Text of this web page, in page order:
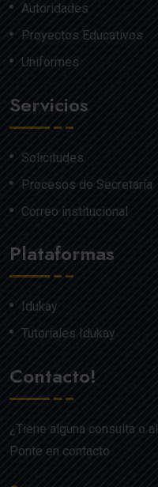
Autoridades
Proyectos Educativos
Uniformes
Servicios
Solicitudes
Procesos de Secretaría
Correo institucional
Plataformas
Idukay
Tutoriales Idukay
Contacto!
¿Tiene alguna consulta o
Ponte en contacto